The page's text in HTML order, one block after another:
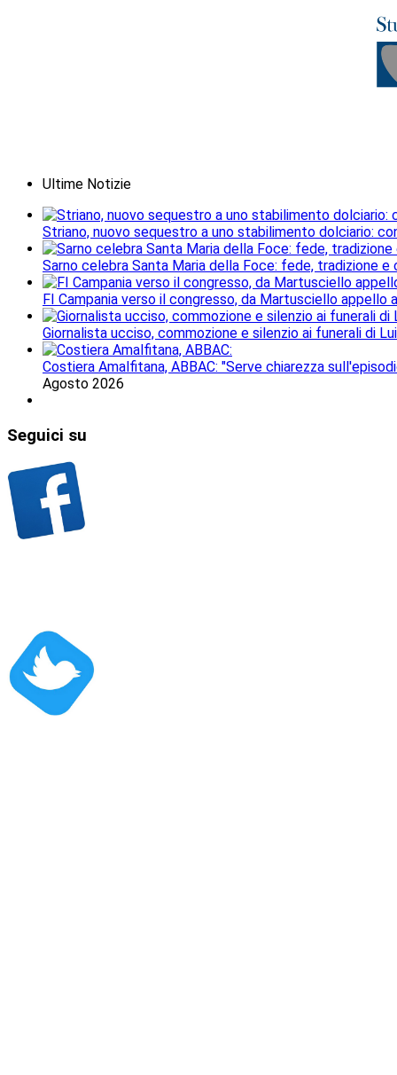
Ultime Notizie
Striano, nuovo sequestro a uno stabilimento dolciario:
Sarno celebra Santa Maria della Foce: fede, tradizione
FI Campania verso il congresso, da Martusciello appello
Giornalista ucciso, commozione e silenzio ai funerali di
Costiera Amalfitana, ABBAC: "Serve chiarezza
Agosto 2026
Seguici su